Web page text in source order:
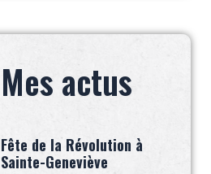
Mes actus
Fête de la Révolution à
Sainte-Geneviève